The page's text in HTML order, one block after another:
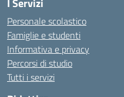
I Servizi
Personale scolastico
Famiglie e studenti
Informativa e privacy
Percorsi di studio
Tutti i servizi